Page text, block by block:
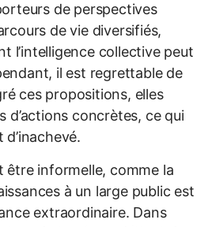
de perspectives
de vie diversifiés,
l’intelligence collective peut
il est regrettable de
ces propositions, elles
d’actions concrètes, ce qui
être informelle, comme la
à un large public est
extraordinaire. Dans